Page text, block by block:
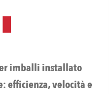
imballi installato
efficienza, velocità e